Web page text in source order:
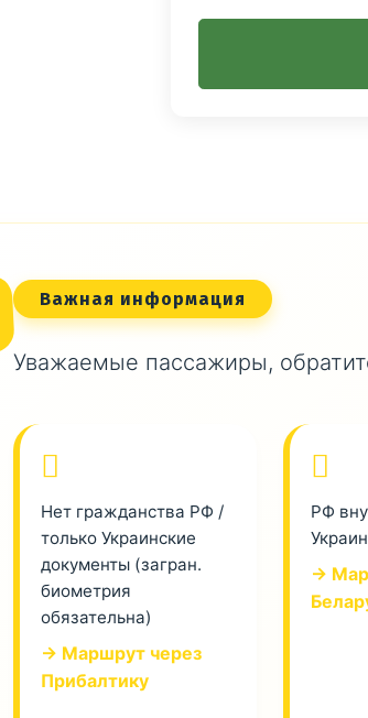
Важная информация
Уважаемые пассажиры,
Нет гражданства РФ /
только Украинские
документы (загран.
биометрия
обязательна)
→ Маршрут через
Прибалтику
РФ
→